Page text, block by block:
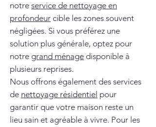
notre service de nettoyage en
profondeur cible les zones souvent
négligées. Si vous préférez une
solution plus générale, optez pour
notre grand ménage disponible à
plusieurs reprises.
Nous offrons également des services
de nettoyage résidentiel pour
garantir que votre maison reste un
lieu sain et agréable à vivre. Pour les